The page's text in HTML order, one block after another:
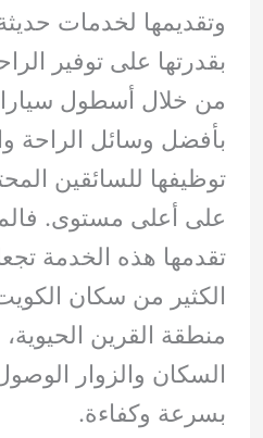
وتقديمها لخدمات
بقدرتها على توفير
من خلال أسطول
بأفضل وسائل الراحة
توظيفها للسائقين
على أعلى مستوى.
تقدمها هذه الخدمة
الكثير من سكان
منطقة القرين
السكان والزوار
بسرعة وكفاءة.